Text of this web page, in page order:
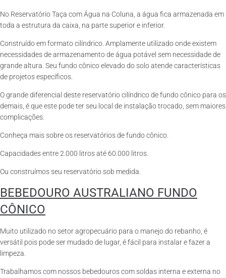
No Reservatório Taça com Água na Coluna, a água fica armazenada em
toda a estrutura da caixa, na parte superior e inferior.
Construído em formato cilíndrico. Amplamente utilizado onde existem
necessidades de armazenamento de água potável sem necessidade de
grande altura. Seu fundo cônico elevado do solo atende características
de projetos específicos.
O grande diferencial deste reservatório cilíndrico de fundo cônico para os
demais, é que este pode ter seu local de instalação trocado, sem maiores
complicações.
Conheça mais sobre os reservatórios de fundo cônico.
Capacidades entre 2.000 litros até 60.000 litros.
Ou construímos seu reservatório sob medida.
BEBEDOURO AUSTRALIANO FUNDO
CÔNICO
Muito utilizado no setor agropecuário para o manejo do rebanho, é
versátil pois pode ser mudado de lugar, é fácil para instalar e fazer a
limpeza.
Trabalhamos com nossos bebedouros com soldas interna e externa no